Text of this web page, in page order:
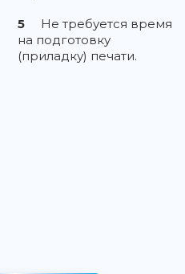
5
Не требуется время
на подготовку
(приладку) печати.